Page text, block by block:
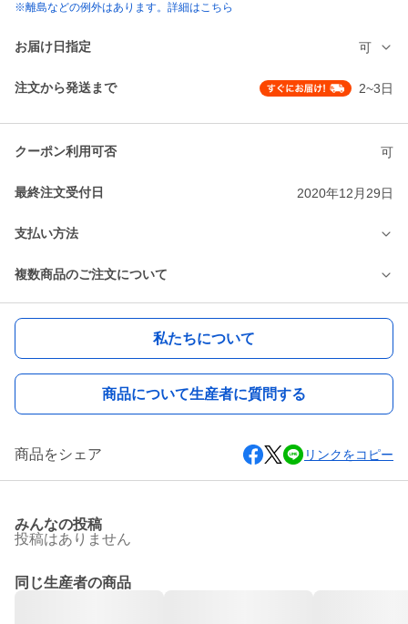
※離島などの例外はあります。詳細はこちら
お届け日指定 可
注文から発送まで 2~3日
クーポン利用可否 可
最終注文受付日 2020年12月29日
支払い方法
複数商品のご注文について
私たちについて
商品について生産者に質問する
商品をシェア リンクをコピー
みんなの投稿
投稿はありません
同じ生産者の商品